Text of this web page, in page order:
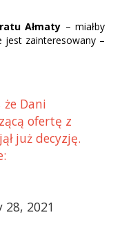
Ałmaty – miałby
jest zainteresowany –
Dani
ofertę z
już decyzję.
28, 2021